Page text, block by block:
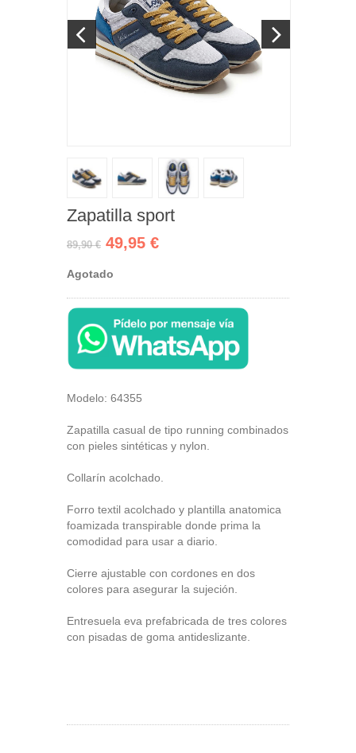
Zapatilla sport
89,90 € 49,95 €
Agotado
Modelo: 64355
Zapatilla casual de tipo running combinados
con pieles sintéticas y nylon.
Collarín acolchado.
Forro textil acolchado y plantilla anatomica
foamizada transpirable donde prima la
comodidad para usar a diario.
Cierre ajustable con cordones en dos
colores para asegurar la sujeción.
Entresuela eva prefabricada de tres colores
con pisadas de goma antideslizante.